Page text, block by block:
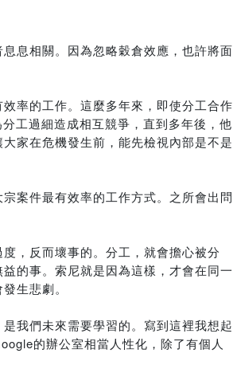
息相關。因為忽略穀倉效應，也許將面
率的工作。這麼多年來，即使分工合作
工過細造成相互競爭，直到多年後，他
家在危機發生前，能先檢視內部是不是
案件最有效率的工作方式。之所會出問
，反而壞事的。分工，就會擔心被分
的事。索尼就是因為這樣，才會在同一
生悲劇。
我們未來需要學習的。寫到這裡我想起
的辦公室相當人性化，除了有個人